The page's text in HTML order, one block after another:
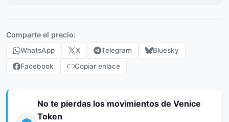
Comparte el precio:
WhatsApp X Telegram
Bluesky
Facebook
Copiar enlace
No te pierdas los movimientos de Venice
Token